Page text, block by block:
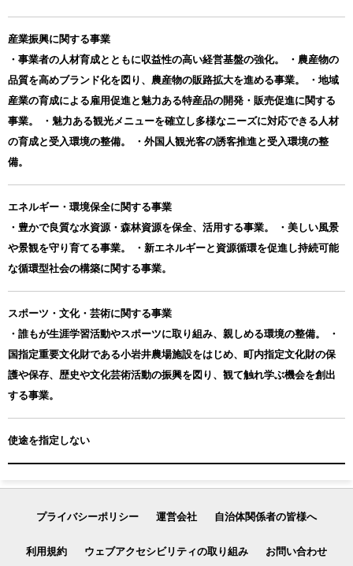
産業振興に関する事業
・事業者の人材育成とともに収益性の高い経営基盤の強化。 ・農産物の
品質を高めブランド化を図り、農産物の販路拡大を進める事業。 ・地域
産業の育成による雇用促進と魅力ある特産品の開発・販売促進に関する
事業。 ・魅力ある観光メニューを確立し多様なニーズに対応できる人材
の育成と受入環境の整備。 ・外国人観光客の誘客推進と受入環境の整
備。
エネルギー・環境保全に関する事業
・豊かで良質な水資源・森林資源を保全、活用する事業。 ・美しい風景
や景観を守り育てる事業。 ・新エネルギーと資源循環を促進し持続可能
な循環型社会の構築に関する事業。
スポーツ・文化・芸術に関する事業
・誰もが生涯学習活動やスポーツに取り組み、親しめる環境の整備。 ・
国指定重要文化財である小岩井農場施設をはじめ、町内指定文化財の保
護や保存、歴史や文化芸術活動の振興を図り、観て触れ学ぶ機会を創出
する事業。
使途を指定しない
プライバシーポリシー 運営会社 自治体関係者の皆様へ
利用規約 ウェブアクセシビリティの取り組み お問い合わせ